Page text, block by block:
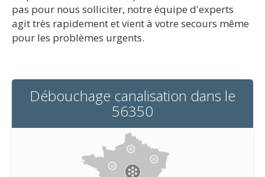
pas pour nous solliciter, notre équipe d'experts
agit très rapidement et vient à votre secours même
pour les problèmes urgents.
Débouchage canalisation dans le
56350